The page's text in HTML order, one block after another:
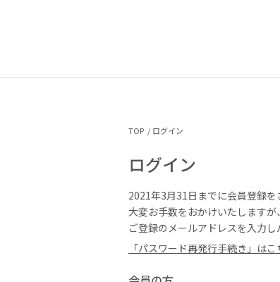
TOP ログイン
ログイン
2021年3月31日までに会員登録
大変お手数をおかけいたします
ご登録のメールアドレスを入力
「パスワード再発行手続き」はこ